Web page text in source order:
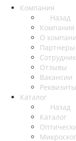
Компания
Назад
Компания
О
Партнеры
Отзывы
Вакансии
Реквизиты
Каталог
Назад
Каталог